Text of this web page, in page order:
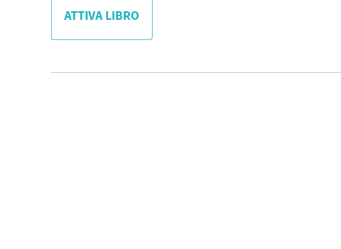
ATTIVA LIBRO